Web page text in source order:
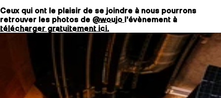
Ceux qui ont le plaisir de se joindre à nous pourrons
retrouver les photos de @woujo l'évènement à
télécharger gratuitement ici.